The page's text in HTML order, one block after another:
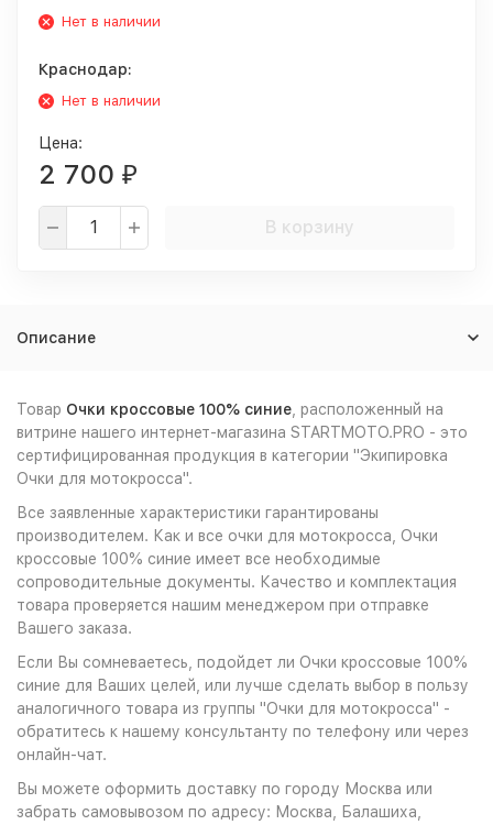
Нет в наличии
Краснодар:
Нет в наличии
Цена:
2 700 ₽
В корзину
Описание
Товар Очки кроссовые 100% синие , расположенный на
витрине нашего интернет-магазина STARTMOTO.PRO - это
сертифицированная продукция в категории "Экипировка
Очки для мотокросса".
Все заявленные характеристики гарантированы
производителем. Как и все очки для мотокросса, Очки
кроссовые 100% синие имеет все необходимые
сопроводительные документы. Качество и комплектация
товара проверяется нашим менеджером при отправке
Вашего заказа.
Если Вы сомневаетесь, подойдет ли Очки кроссовые 100%
синие для Ваших целей, или лучше сделать выбор в пользу
аналогичного товара из группы "Очки для мотокросса" -
обратитесь к нашему консультанту по телефону или через
онлайн-чат.
Вы можете оформить доставку по городу Москва или
забрать самовывозом по адресу: Москва, Балашиха,